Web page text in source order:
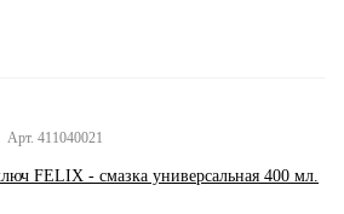
Арт. 411040021
FELIX - смазка универсальная 400 мл.